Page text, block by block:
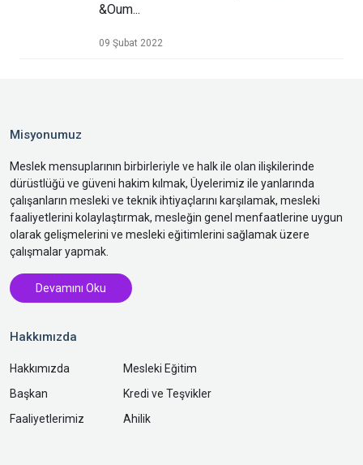
&Oum...
09 Şubat 2022
Misyonumuz
Meslek mensuplarının birbirleriyle ve halk ile olan ilişkilerinde
dürüstlüğü ve güveni hakim kılmak, Üyelerimiz ile yanlarında
çalışanların mesleki ve teknik ihtiyaçlarını karşılamak, mesleki
faaliyetlerini kolaylaştırmak, mesleğin genel menfaatlerine uygun
olarak gelişmelerini ve mesleki eğitimlerini sağlamak üzere
çalışmalar yapmak.
Devamını Oku
Hakkımızda
Hakkımızda
Başkan
Faaliyetlerimiz
Mesleki Eğitim
Kredi ve Teşvikler
Ahilik